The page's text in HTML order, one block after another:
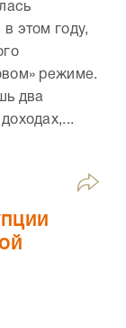
этом году,
режиме.
два